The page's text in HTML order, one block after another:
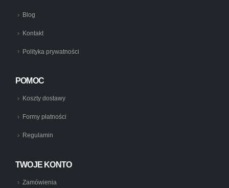
Blog
Kontakt
Polityka prywatności
POMOC
Koszty dostawy
Formy płatności
Regulamin
TWOJE KONTO
Zamówienia